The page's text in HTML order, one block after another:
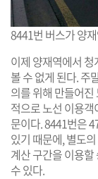
8441번 버스가 양
이제 양재역에서
볼 수 없게 된다. 주
의를 위해 만들어
적으로 노선 이용
문이다. 8441번은
있기 때문에, 별도
계산 구간을 이용
수 있다.